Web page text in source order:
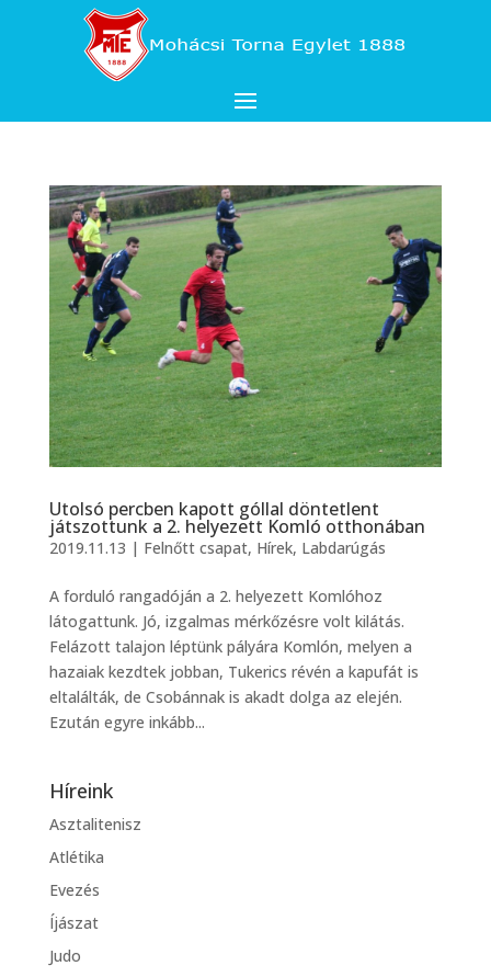
Utolsó percben kapott góllal döntetlent
játszottunk a 2. helyezett Komló otthonában
2019.11.13 | Felnőtt csapat, Hírek, Labdarúgás
A forduló rangadóján a 2. helyezett Komlóhoz
látogattunk. Jó, izgalmas mérkőzésre volt kilátás.
Felázott talajon léptünk pályára Komlón, melyen a
hazaiak kezdtek jobban, Tukerics révén a kapufát is
eltalálták, de Csobánnak is akadt dolga az elején.
Ezután egyre inkább...
Híreink
Asztalitenisz
Atlétika
Evezés
Íjászat
Judo